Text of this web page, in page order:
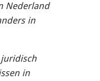
Nederland
in
juridisch
in